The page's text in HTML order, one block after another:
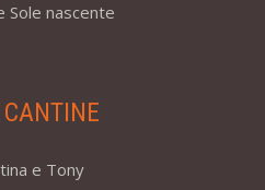
Sole nascente
e Tony